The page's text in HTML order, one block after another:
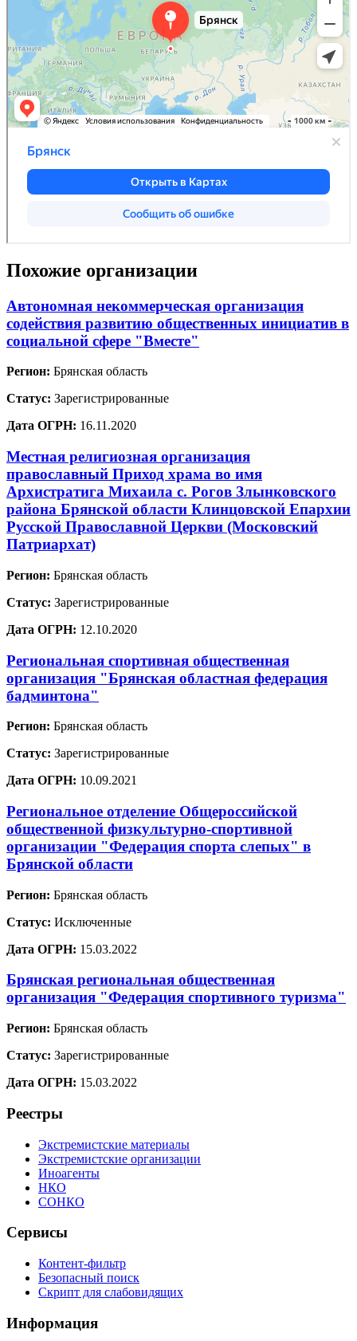
Похожие организации
Автономная некоммерческая организация
содействия развитию общественных инициатив в
социальной сфере "Вместе"
Регион: Брянская область
Статус: Зарегистрированные
Дата ОГРН: 16.11.2020
Местная религиозная организация
православный Приход храма во имя
Архистратига Михаила с. Рогов Злынковского
района Брянской области Клинцовской Епархии
Русской Православной Церкви (Московский
Патриархат)
Регион: Брянская область
Статус: Зарегистрированные
Дата ОГРН: 12.10.2020
Региональная спортивная общественная
организация "Брянская областная федерация
бадминтона"
Регион: Брянская область
Статус: Зарегистрированные
Дата ОГРН: 10.09.2021
Региональное отделение Общероссийской
общественной физкультурно-спортивной
организации "Федерация спорта слепых" в
Брянской области
Регион: Брянская область
Статус: Исключенные
Дата ОГРН: 15.03.2022
Брянская региональная общественная
организация "Федерация спортивного туризма"
Регион: Брянская область
Статус: Зарегистрированные
Дата ОГРН: 15.03.2022
Реестры
Экстремистские материалы
Экстремистские организации
Иноагенты
НКО
СОНКО
Сервисы
Контент-фильтр
Безопасный поиск
Скрипт для слабовидящих
Информация